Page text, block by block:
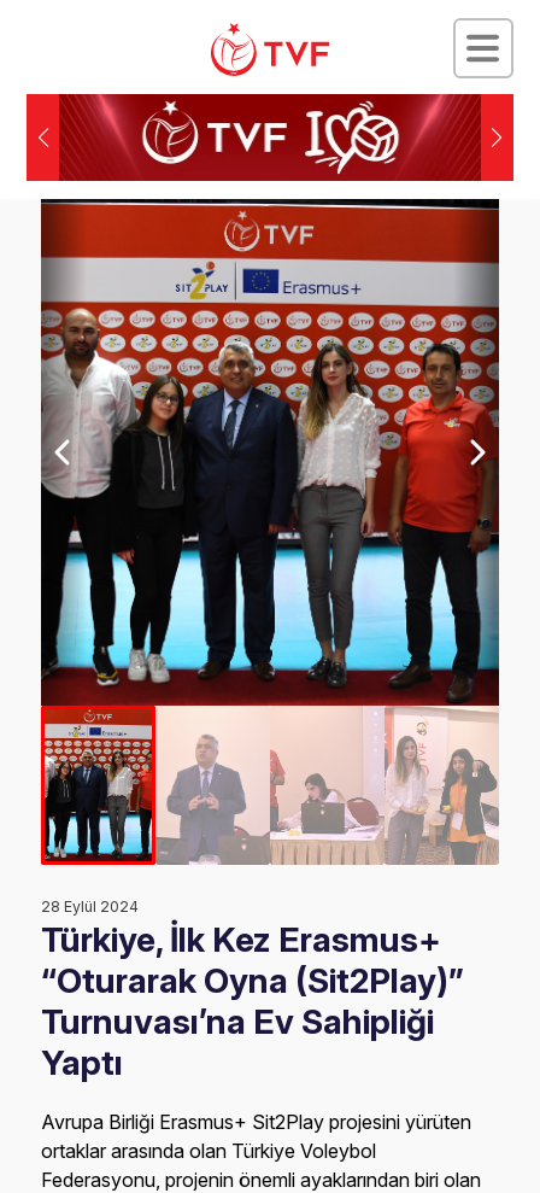
28 Eylül 2024
Türkiye, İlk Kez Erasmus+
“Oturarak Oyna (Sit2Play)”
Turnuvası’na Ev Sahipliği
Yaptı
Avrupa Birliği Erasmus+ Sit2Play projesini yürüten
ortaklar arasında olan Türkiye Voleybol
Federasyonu, projenin önemli ayaklarından biri olan